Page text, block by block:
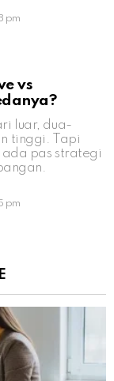
pm
vs
luar, dua-
tinggi. Tapi
ada pas strategi
pm